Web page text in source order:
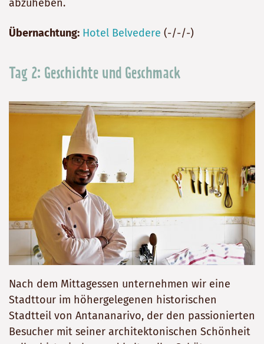
abzuheben.
Übernachtung: Hotel Belvedere (-/-/-)
Tag 2: Geschichte und Geschmack
Nach dem Mittagessen unternehmen wir eine
Stadttour im höhergelegenen historischen
Stadtteil von Antananarivo, der den passionierten
Besucher mit seiner architektonischen Schönheit